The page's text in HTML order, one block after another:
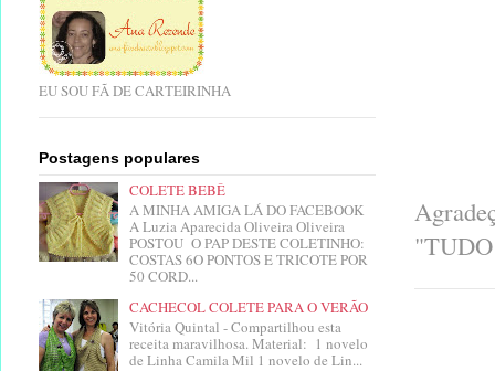
EU SOU FÃ DE CARTEIRINHA
Postagens populares
COLETE BEBÊ
A MINHA AMIGA LÁ DO FACEBOOK
A Luzia Aparecida Oliveira Oliveira
POSTOU O PAP DESTE COLETINHO:
COSTAS 6O PONTOS E TRICOTE POR
50 CORD...
CACHECOL COLETE PARA O VERÃO
Vitória Quintal - Compartilhou esta
receita maravilhosa. Material: 1 novelo
de Linha Camila Mil 1 novelo de Lin...